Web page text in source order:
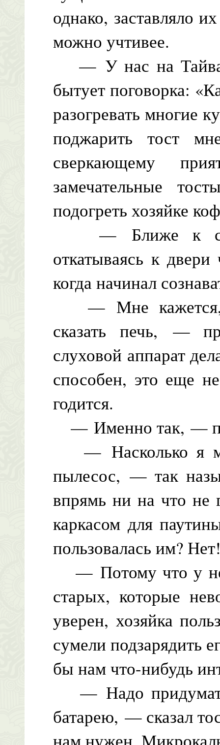
однако, заставляло
можно учтивее.
— У нас на
бытует поговорка:
разогревать многие
поджарить тост
сверкающему
замечательные
подогреть хозяйке
— Ближе к
откатываясь к двери
когда начинал
— Мне кажется,
сказать печь, —
слуховой аппарат
способен, это еще
годится.
— Именно так, —
— Насколько я
пылесос, — так
впрямь ни на что не
каркасом для
пользовалась им?
— Потому что у
старых, которые
уверен, хозяйка
сумели подзарядить
бы нам что-нибудь
— Надо
батарею, — сказал
нам нужен.